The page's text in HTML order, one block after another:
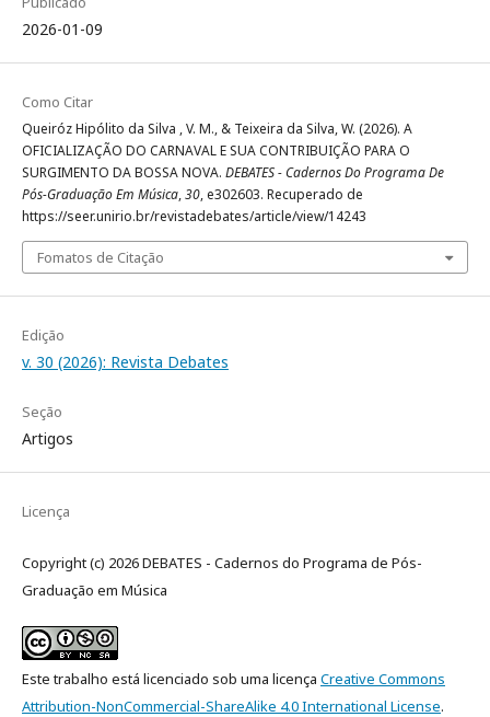
2026-01-09
Como Citar
Queiróz Hipólito da Silva , V. M., & Teixeira da Silva, W. (2026). A
OFICIALIZAÇÃO DO CARNAVAL E SUA CONTRIBUIÇÃO PARA O
SURGIMENTO DA BOSSA NOVA. DEBATES - Cadernos Do Programa De
Pós-Graduação Em Música,30, e302603. Recuperado de
https://seer.unirio.br/revistadebates/article/view/14243
Fomatos de Citação
Edição
v. 30 (2026): Revista Debates
Seção
Artigos
Licença
Copyright (c) 2026 DEBATES - Cadernos do Programa de Pós-
Graduação em Música
Este trabalho está licenciado sob uma licença Creative Commons
Attribution-NonCommercial-ShareAlike 4.0 International License.